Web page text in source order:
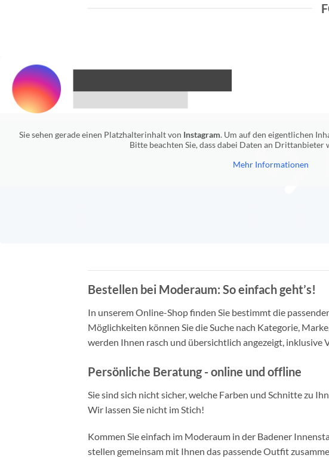
Sie sehen gerade einen Platzhalterinhalt von Instagram. Um auf den eigentlichen
Bitte beachten Sie, dass dabei Daten an Drittanbieter
Mehr Informationen
Bestellen bei Moderaum: So einfach geht’s!
In unserem Online-Shop finden Sie bestimmt die
Möglichkeiten können Sie die Suche nach Kategorie,
werden Ihnen rasch und übersichtlich angezeigt, inklusive
Persönliche Beratung - online und offline
Sie sind sich nicht sicher, welche Farben und Schnitte zu
Wir lassen Sie nicht im Stich!
Kommen Sie einfach im Moderaum in der Badener
stellen gemeinsam mit Ihnen das passende Outfit